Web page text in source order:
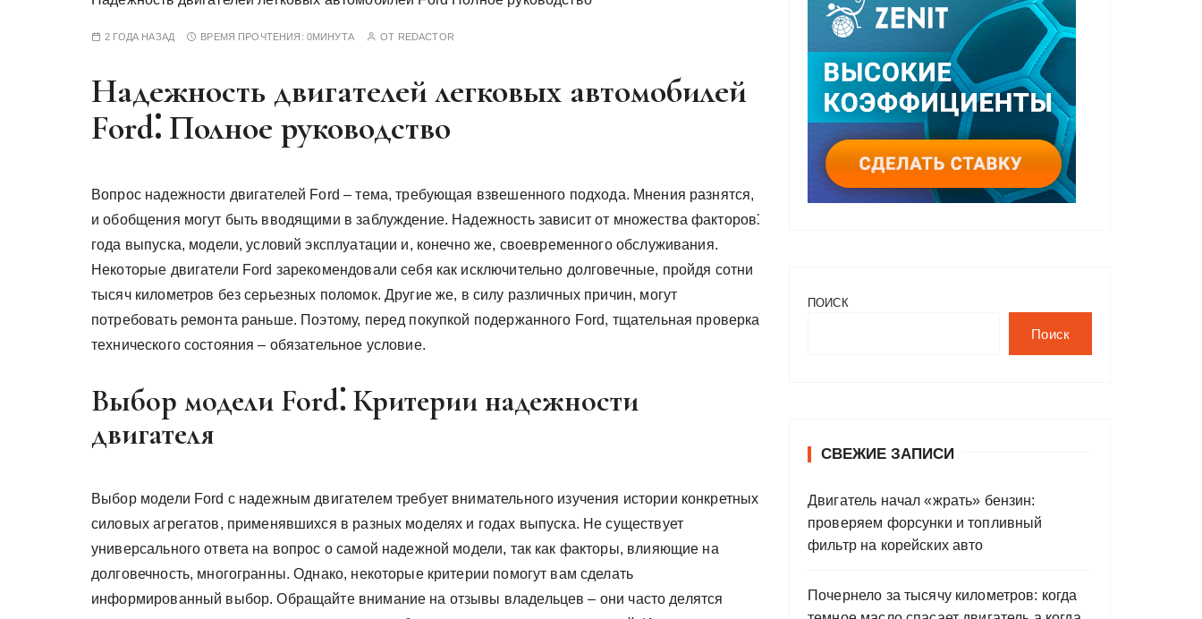
2 ГОДА НАЗАД ВРЕМЯ ПРОЧТЕНИЯ: 0МИНУТА ОТ REDACTOR
Надежность двигателей легковых автомобилей
Ford⁚ Полное руководство
Вопрос надежности двигателей Ford – тема, требующая взвешенного подхода. Мнения разнятся,
и обобщения могут быть вводящими в заблуждение. Надежность зависит от множества факторов⁚
года выпуска, модели, условий эксплуатации и, конечно же, своевременного обслуживания.
Некоторые двигатели Ford зарекомендовали себя как исключительно долговечные, пройдя сотни
тысяч километров без серьезных поломок. Другие же, в силу различных причин, могут
потребовать ремонта раньше. Поэтому, перед покупкой подержанного Ford, тщательная проверка
технического состояния – обязательное условие.
Выбор модели Ford⁚ Критерии надежности
двигателя
Выбор модели Ford с надежным двигателем требует внимательного изучения истории конкретных
силовых агрегатов, применявшихся в разных моделях и годах выпуска. Не существует
универсального ответа на вопрос о самой надежной модели, так как факторы, влияющие на
долговечность, многогранны. Однако, некоторые критерии помогут вам сделать
информированный выбор. Обращайте внимание на отзывы владельцев – они часто делятся
ПОИСК
Поиск
СВЕЖИЕ ЗАПИСИ
Двигатель начал «жрать» бензин:
проверяем форсунки и топливный
фильтр на корейских авто
Почернело за тысячу километров: когда